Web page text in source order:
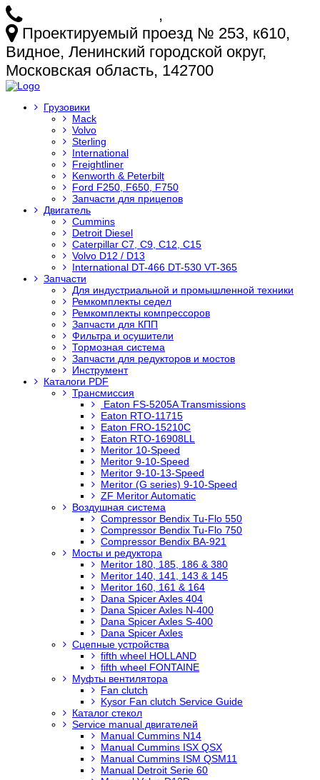
,
Проектируемый проезд № 253, к610,
Видное, Ленинский городской округ,
Московская область, 142700
Грузовики
Mack
Volvo
Sterling
International
Freightliner
Kenworth & Peterbilt
Ford F250, F650, F750
Запчасти для прицепов
Двигатель
Cummins
Detroit Diesel
Caterpillar C7, C9, C12, C15
Volvo D12 / D13
International DT-466 DT-530 VT-365
Запчасти
Для индустриальной и промышленной техники
Ремкомплекты седел
Ремкомплекты компрессоров
Запчасти для КПП
Фильтра и осушители
Тормозная система
Запчасти для редукторов и мостов
Инструмент
Каталоги PDF
Трансмиссия
Eaton FS-5205A Transmissions
Eaton RTO-11715
Eaton FRO-15210C
Eaton RTO-16908LL
Meritor 10-Speed
Meritor 9-10-Speed
Meritor 9-10-13-Speed
Meritor (G series) 9-10-Speed
ZF Meritor Automatic
Воздушная система
Compressor Bendix Tu-Flo 550
Compressor Bendix Tu-Flo 750
Compressor Bendix BA-921
Мосты и редуктора
Meritor 180, 185, 186 & 380
Meritor 140, 141, 143 & 145
Meritor 160, 161 & 164
Dana Spicer Axles 404
Dana Spicer Axles N-400
Dana Spicer Axles S-400
Dana Spicer Axles
Сцепные устройства
fifth wheel HOLLAND
fifth wheel FONTAINE
Муфты вентилятора
Fan clutch
Kysor Fan clutch Service Guide
Каталог стекол
Service manual двигателей
Manual Cummins N14
Manual Cummins ISX QSX
Manual Cummins ISM QSM11
Manual Detroit Serie 60